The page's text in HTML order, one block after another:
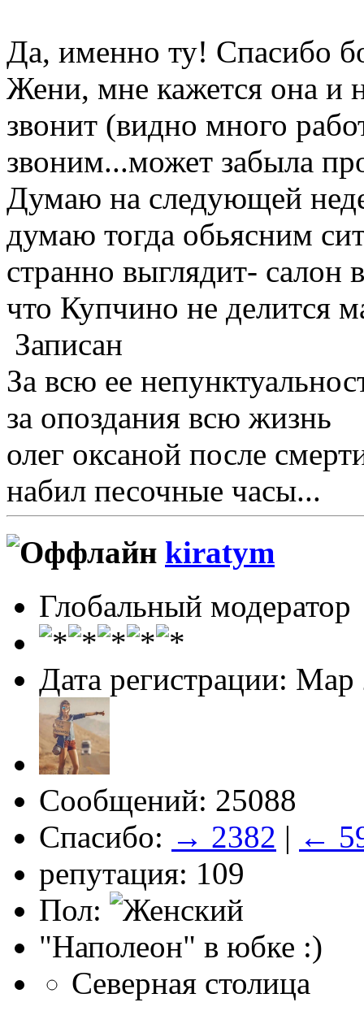
Да, именно ту! Спасибо
Жени, мне кажется она и
звонит (видно много
звоним...может забыла
Думаю на следующей
думаю тогда обьясним
странно выглядит- салон
что Купчино не делится
Записан
За всю ее
за опоздания всю жизнь
олег оксаной после
набил песочные часы...
kiratym
Глобальный модератор
Дата регистрации: Мар
Сообщений: 25088
Спасибо: → 2382 | ←
репутация: 109
Пол:
"Наполеон" в юбке :)
Северная столица